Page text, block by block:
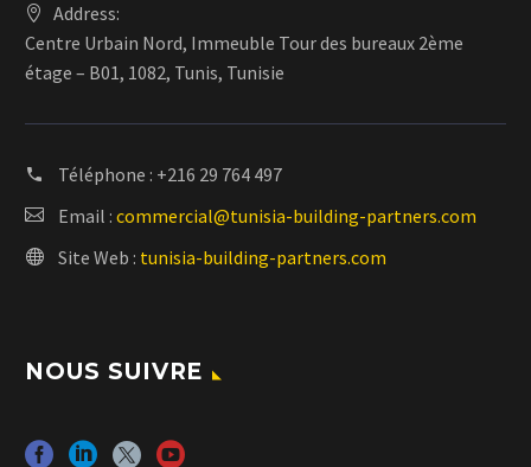
Address:
Centre Urbain Nord, Immeuble Tour des bureaux 2ème
étage – B01, 1082, Tunis, Tunisie
Téléphone : +216 29 764 497
Email : commercial@tunisia-building-partners.com
Site Web : tunisia-building-partners.com
NOUS SUIVRE